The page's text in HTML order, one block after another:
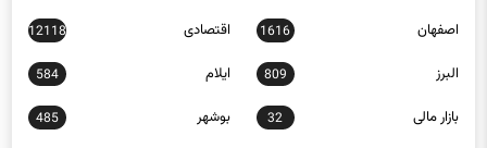
اصفهان 1616 اقتصادی 12118
البرز 809 ایلام 584
بازار مالی 32 بوشهر 485